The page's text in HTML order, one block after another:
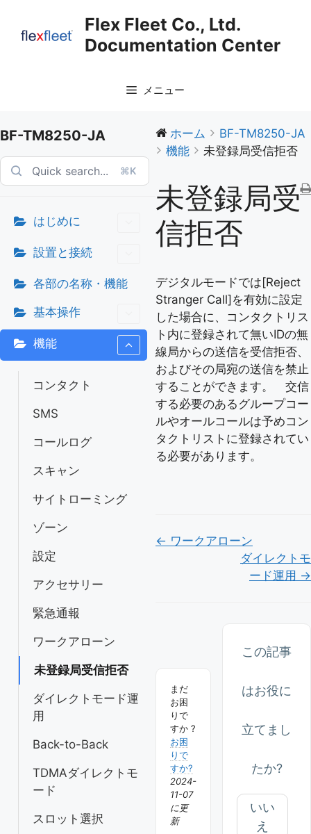
キ
プ
Flex Fleet Co., Ltd.
Documentation Center
メニュー
BF-TM8250-JA
⌘K
はじめに
設置と接続
各部の名称・機能
基本操作
機能
コンタクト
SMS
コールログ
スキャン
サイトローミング
ゾーン
設定
アクセサリー
緊急通報
ワークアローン
未登録局受信拒否
ダイレクトモード運
用
Back-to-Back
TDMAダイレクトモ
ード
スロット選択
ホーム
BF-TM8250-JA
機能
未登録局受信拒否
未登録局受
信拒否
デジタルモードでは[Reject
Stranger Call]を有効に設定
した場合に、コンタクトリス
ト内に登録されて無いIDの無
線局からの送信を受信拒否、
およびその局宛の送信を禁止
することができます。 交信
する必要のあるグループコー
ルやオールコールは予めコン
タクトリストに登録されてい
る必要があります。
Doc
ョ
ン
← ワークアローン
ダイレクトモ
ード運用 →
まだ
お困
りで
すか ?
お困
りで
すか?
2024-
11-07
に更
新
この記事
はお役に
立てまし
たか?
いい
え